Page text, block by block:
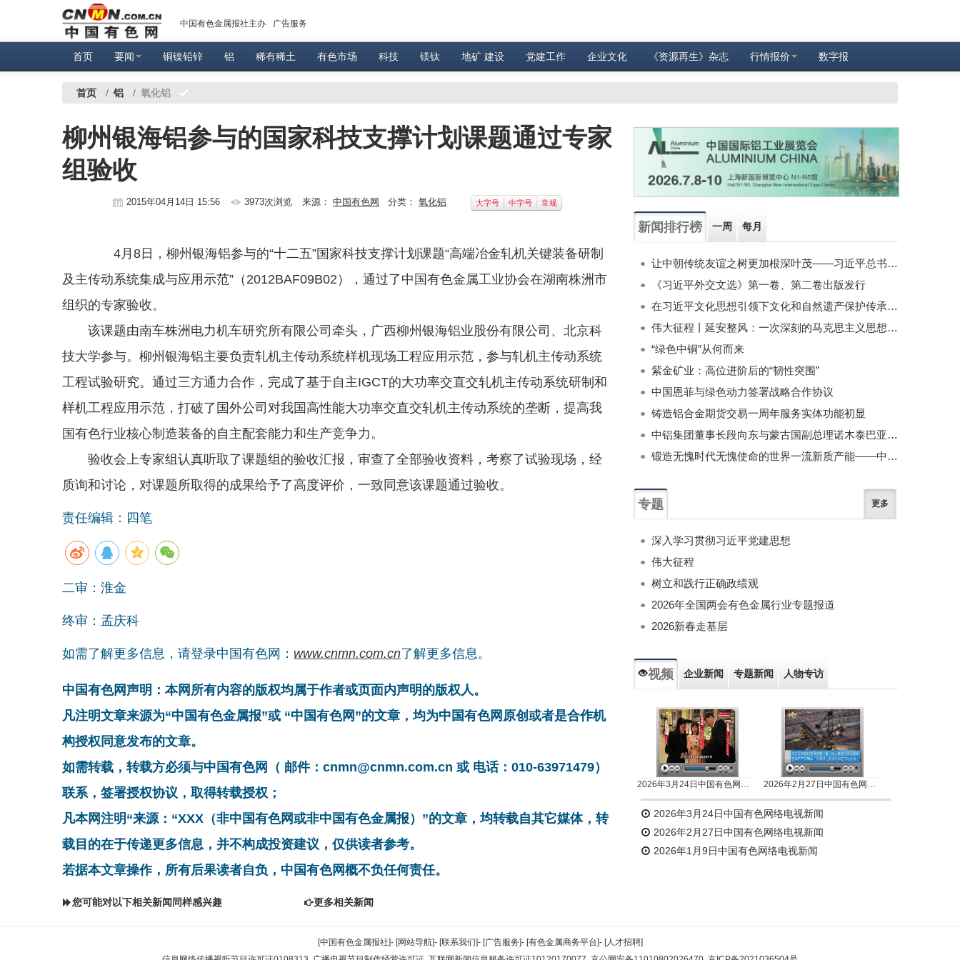
中国有色金属报社主办 广告服务
首页 要闻 铜镍铅锌 铝 稀有稀土 有色市场 科技 镁钛 地矿 建设 党建工作 企业文化 《资源再生》杂志 行情报价 数字报
首页 / 铝 / 氧化铝
柳州银海铝参与的国家科技支撑计划课题通过专家
组验收
2015年04月14日 15:56 3973次浏览 来源： 中国有色网 分类： 氧化铝 大字号 中字号 常规
4月8日，柳州银海铝参与的“十二五”国家科技支撑计划课题“高端冶金轧机关键装备研制
及主传动系统集成与应用示范”（2012BAF09B02），通过了中国有色金属工业协会在湖南株洲市
组织的专家验收。
该课题由南车株洲电力机车研究所有限公司牵头，广西柳州银海铝业股份有限公司、北京科
技大学参与。柳州银海铝主要负责轧机主传动系统样机现场工程应用示范，参与轧机主传动系统
工程试验研究。通过三方通力合作，完成了基于自主IGCT的大功率交直交轧机主传动系统研制和
样机工程应用示范，打破了国外公司对我国高性能大功率交直交轧机主传动系统的垄断，提高我
国有色行业核心制造装备的自主配套能力和生产竞争力。
验收会上专家组认真听取了课题组的验收汇报，审查了全部验收资料，考察了试验现场，经
质询和讨论，对课题所取得的成果给予了高度评价，一致同意该课题通过验收。
责任编辑：四笔
二审：淮金
终审：孟庆科
如需了解更多信息，请登录中国有色网： www.cnmn.com.cn了解更多信息。
中国有色网声明：本网所有内容的版权均属于作者或页面内声明的版权人。
凡注明文章来源为“中国有色金属报”或 “中国有色网”的文章，均为中国有色网原创或者是合作机
构授权同意发布的文章。
如需转载，转载方必须与中国有色网（ 邮件：cnmn@cnmn.com.cn 或 电话：010-63971479）
联系，签署授权协议，取得转载授权；
凡本网注明“来源：“XXX（非中国有色网或非中国有色金属报）”的文章，均转载自其它媒体，转
载目的在于传递更多信息，并不构成投资建议，仅供读者参考。
若据本文章操作，所有后果读者自负，中国有色网概不负任何责任。
您可能对以下相关新闻同样感兴趣 更多相关新闻
新闻排行榜 一周 每月
让中朝传统友谊之树更加根深叶茂——习近平总书记对朝鲜进行国事访问纪实
《习近平外交文选》第一卷、第二卷出版发行
在习近平文化思想引领下文化和自然遗产保护传承利用工作开创新局面
伟大征程丨延安整风：一次深刻的马克思主义思想教育运动
“绿色中铜”从何而来
紫金矿业：高位进阶后的“韧性突围”
中国恩菲与绿色动力签署战略合作协议
铸造铝合金期货交易一周年服务实体功能初显
中铝集团董事长段向东与蒙古国副总理诺木泰巴亚尔举行会谈
锻造无愧时代无愧使命的世界一流新质产能——中国有色金属工业的战略应对与破局之道（二）
专题 更多
深入学习贯彻习近平党建思想
伟大征程
树立和践行正确政绩观
2026年全国两会有色金属行业专题报道
2026新春走基层
视频 企业新闻 专题新闻 人物专访
2026年3月24日中国有色网络电视新闻 2026年2月27日中国有色网络电视新闻
2026年3月24日中国有色网络电视新闻
2026年2月27日中国有色网络电视新闻
2026年1月9日中国有色网络电视新闻
[中国有色金属报社]- [网站导航]- [联系我们]- [广告服务]- [有色金属商务平台]- [人才招聘]